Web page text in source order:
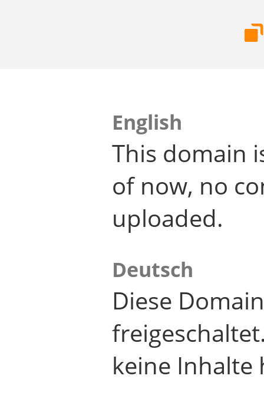
English
This domain
of now, no
uploaded.
Deutsch
Diese
keine Inhalte